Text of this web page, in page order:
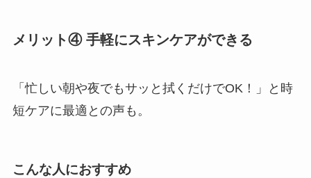
メリット④ 手軽にスキンケアができる
「忙しい朝や夜でもサッと拭くだけでOK！」と時
短ケアに最適との声も。
こんな人におすすめ